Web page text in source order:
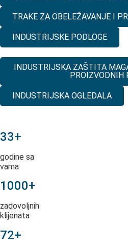
TRAKE ZA OBELEŽAVANJE I
INDUSTRIJSKE PODLOGE
INDUSTRIJSKA ZAŠTITA
PROIZVODNIH
INDUSTRIJSKA OGLEDALA
33+
godine sa
vama
1000+
zadovoljnih
klijenata
72+